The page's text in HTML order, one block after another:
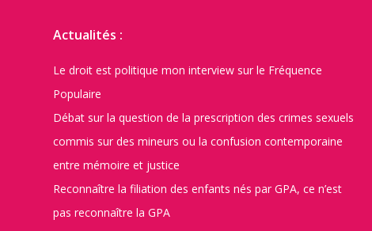
Actualités :
Le droit est politique mon interview sur le Fréquence
Populaire
Débat sur la question de la prescription des crimes sexuels
commis sur des mineurs ou la confusion contemporaine
entre mémoire et justice
Reconnaître la filiation des enfants nés par GPA, ce n’est
pas reconnaître la GPA